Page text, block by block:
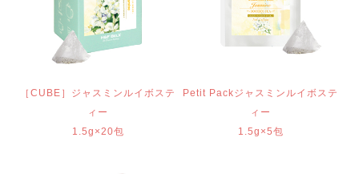
［CUBE］ジャスミンルイボステ
ィー
1.5g×20包
Petit Packジャスミンルイボステ
ィー
1.5g×5包